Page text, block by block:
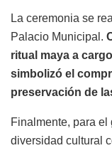
La ceremonia se
Palacio Municipal.
ritual maya a
simbolizó el
preservación de
Finalmente, para
diversidad cultural